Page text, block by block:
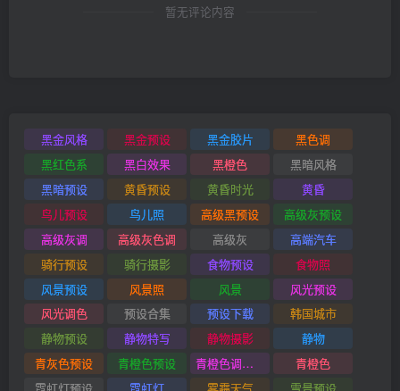
暂无评论内容
黑金风格 黑金预设 黑金胶片
黑色调
黑红色系
黑白效果 黑橙色
黑暗风格
黑暗预设
黄昏预设 黄昏时光
黄昏
鸟儿预设
鸟儿照 高级黑预设
高级灰预设
高级灰调
高级灰色调 高级灰
高端汽车
骑行预设
骑行摄影 食物预设
食物照
风景预设
风景照 风景
风光预设
风光调色
预设合集 预设下载
韩国城市
静物预设
静物特写 静物摄影
静物
青灰色预设
青橙色预设 青橙色调预设
青橙色